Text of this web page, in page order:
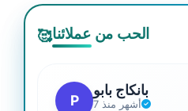
🥰الحب من عملائنا
P
بانكاج بابو
7 أشهر منذ